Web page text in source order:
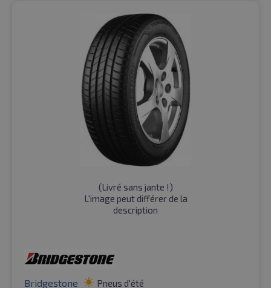
(Livré sans jante !)
L'image peut différer de la
description
Bridgestone Pneus d'été